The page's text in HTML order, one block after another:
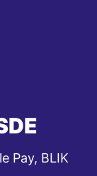
Pay, BLIK